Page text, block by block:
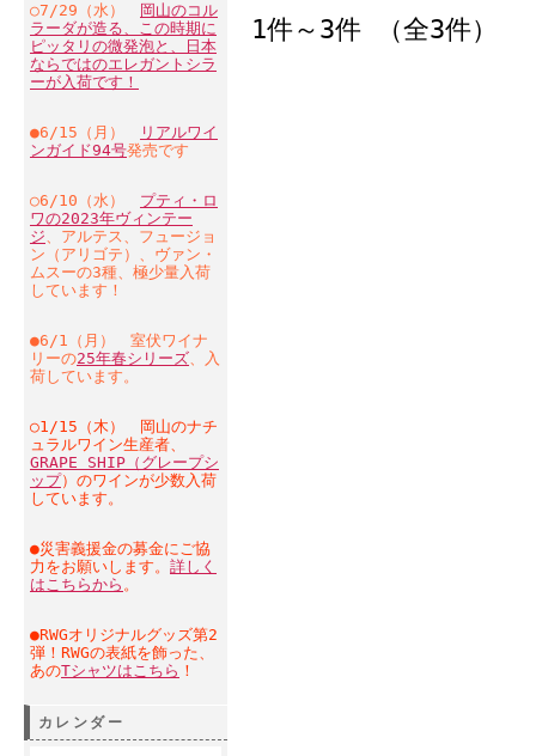
○7/29（水）
岡山のコル
ラーダが造る、この時期に
ピッタリの微発泡と、日本
ならではのエレガントシラ
ーが入荷です！
●6/15（月）
リアルワイ
ンガイド94号発売です
○6/10（水） プティ・ロ
ワの2023年ヴィンテー
ジ、アルテス、フュージョ
ン（アリゴテ）、ヴァン・
ムスーの3種、極少量入荷
しています！
●6/1（月） 室伏ワイナ
リーの25年春シリーズ、入
荷しています。
○1/15（木） 岡山のナチ
ュラルワイン生産者、
GRAPE SHIP（グレープシ
ップ）のワインが少数入荷
しています。
●災害義援金の募金にご協
力をお願いします。 詳しく
はこちらから 。
●RWGオリジナルグッズ第2
弾！RWGの表紙を飾った、
あのTシャツはこちら ！
カレンダー
1件～3件 （全3件）